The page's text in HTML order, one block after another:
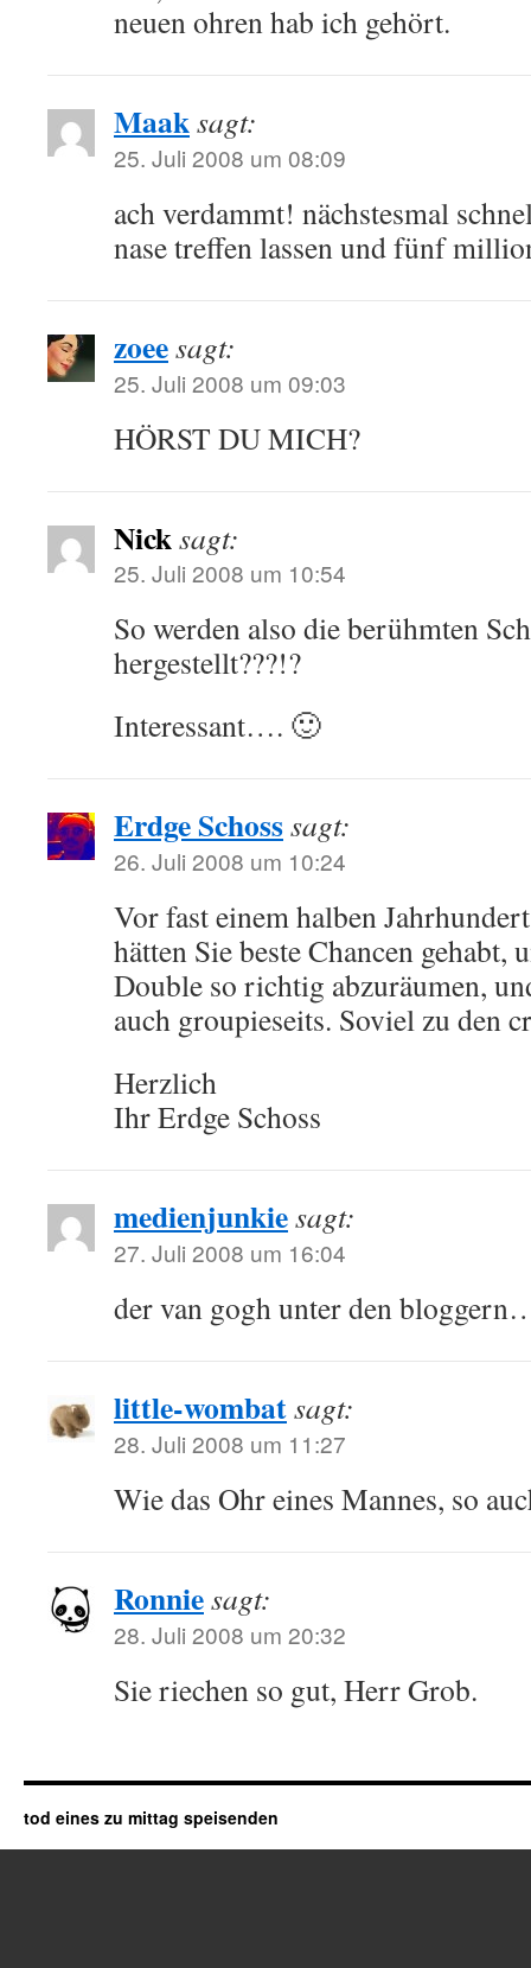
neuen ohren hab ich gehört.
Maaksagt:
25. Juli 2008 um 08:09
ach verdammt! nächstesmal
nase treffen lassen und fünf
zoeesagt:
25. Juli 2008 um 09:03
HÖRST DU MICH?
Nicksagt:
25. Juli 2008 um 10:54
So werden also die berühmten
hergestellt???!?
Interessant…. 🙂
Erdge Schosssagt:
26. Juli 2008 um 10:24
Vor fast einem halben
hätten Sie beste Chancen gehabt,
Double so richtig abzuräumen,
auch groupieseits. Soviel zu den
Herzlich
Ihr Erdge Schoss
medienjunkiesagt:
27. Juli 2008 um 16:04
der van gogh unter den
little-wombatsagt:
28. Juli 2008 um 11:27
Wie das Ohr eines Mannes, so
Ronniesagt:
28. Juli 2008 um 20:32
Sie riechen so gut, Herr Grob.
tod eines zu mittag speisenden